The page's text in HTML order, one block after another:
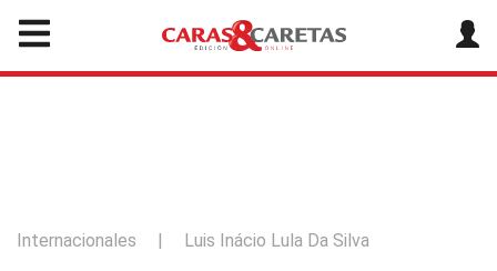
Internacionales | Luis Inácio Lula Da Silva